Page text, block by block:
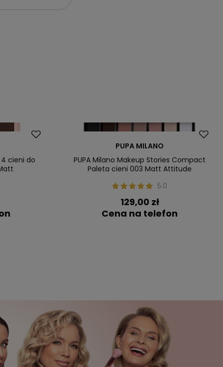
4 cieni do
PUPA MILANO
PUPA Milano Makeup Stories Compact
Paleta cieni 003 Matt Attitude
5.0
129,00 zł
Cena na telefon